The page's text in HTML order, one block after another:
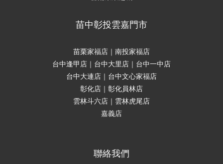
苗中彰投雲嘉門市
苗栗家福店｜南投家福店
台中逢甲店｜台中大里店｜台中一中店
台中大連店｜台中文心家福店
彰化店｜彰化員林店
雲林斗六店｜雲林虎尾店
嘉義店
聯絡我們